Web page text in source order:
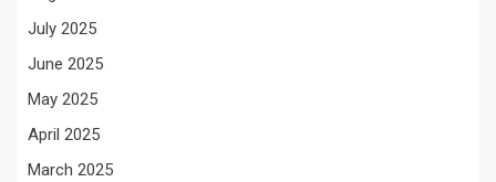
July 2025
June 2025
May 2025
April 2025
March 2025